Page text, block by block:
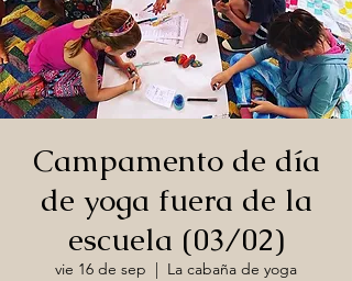
Campamento de día
de yoga fuera de la
escuela (03/02)
vie 16 de sep
  |
La cabaña de yoga